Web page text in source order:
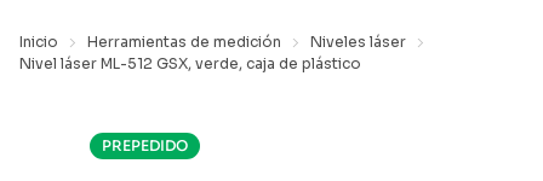
Inicio Herramientas de medición
Niveles láser
Nivel láser ML-512 GSX, verde, caja de plástico
PREPEDIDO